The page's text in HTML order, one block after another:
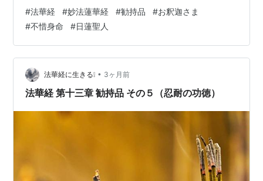
できない💦 ◎ 不惜身命（ふしゃくしんみょう）とは「法
華経」 を説き弘める人は、どんな困難も忍ばなければな
らない。「我（われ）、身命（しんみょう）を愛（あ
い）せず、但（た）だ無上道（むじょうどう）を惜
（お）しむ」 と経文は説く。自分の身命は惜しくはな
い。 ただ仏の説かれた最上の教えが、世…
#法華経 #妙法蓮華経 #勧持品 #お釈迦さま
#不惜身命 #日蓮聖人
法華経に生きる❕ • 3ヶ月前
法華経 第十三章 勧持品 その５（忍耐の功徳）